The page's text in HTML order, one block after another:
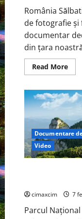
România
de fotografie și
documentar
din țara
Read MoreRead
more
Documentare
Video
cimaxcim 7
Parcul Național